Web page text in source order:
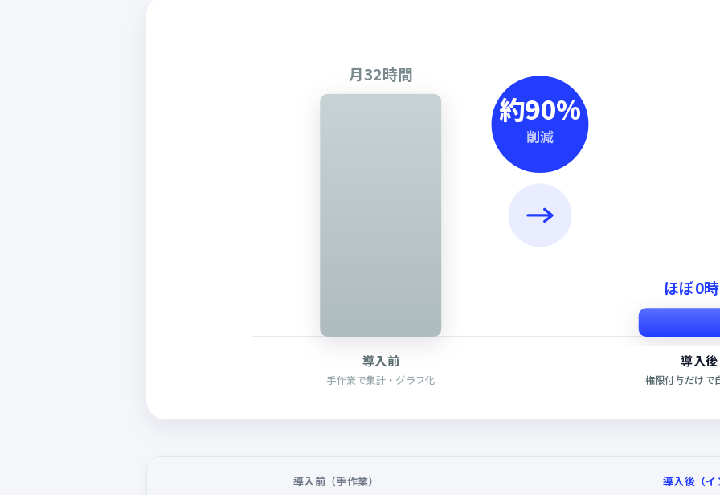
月32時間
導入前
手作業で集計・グラフ化
ほぼ0
導入後
権限付与だけで
約90%
削減
導入前（手作業） 導入後（イ